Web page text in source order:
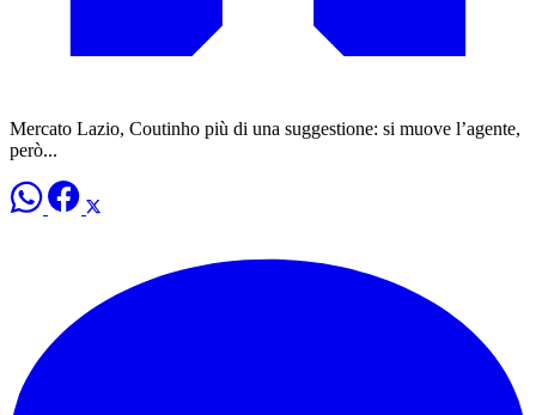
Mercato Lazio, Coutinho più di una suggestione: si muove l’agente,
però...